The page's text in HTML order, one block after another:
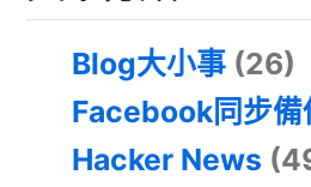
Blog大小事 (26)
Facebook同步備
Hacker News